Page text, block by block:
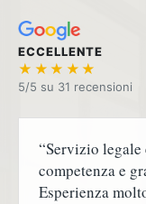
ECCELLENTE
★★★★★
5/5 su
“Servizio
competenza e
Esperienza